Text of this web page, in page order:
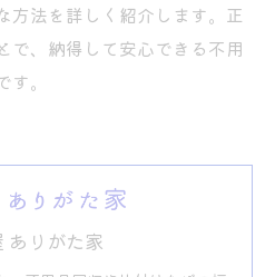
方法を詳しく紹介します。正
で、納得して安心できる不用
。
ありがた家